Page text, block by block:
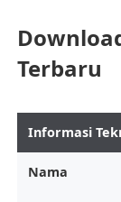
Terbaru
Informasi
Nama